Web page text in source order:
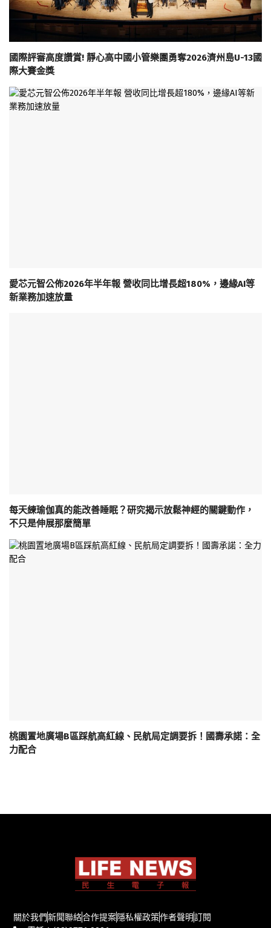
國際評審高度讚賞! 靜心高中國小管樂團勇奪2026濟州島U-13國
際大賽金獎
愛芯元智公佈2026年半年報 營收同比增長超180%，邊緣AI等
新業務加速放量
每天練瑜伽真的能改善睡眠？研究揭示放鬆神經的關鍵動作，
不只是伸展那麼簡單
桃園置地廣場B區踩航高紅線、民航局定調要拆！國壽承諾：全
力配合
關於我們新聞聯絡合作提案隱私權政策作者聲明訂閱